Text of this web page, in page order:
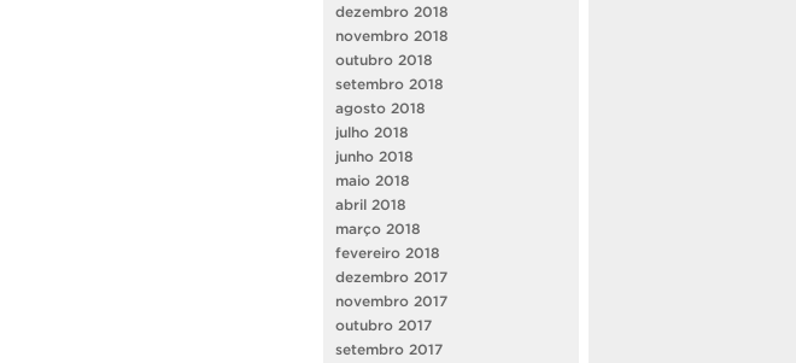
dezembro 2018
novembro 2018
outubro 2018
setembro 2018
agosto 2018
julho 2018
junho 2018
maio 2018
abril 2018
março 2018
fevereiro 2018
dezembro 2017
novembro 2017
outubro 2017
setembro 2017